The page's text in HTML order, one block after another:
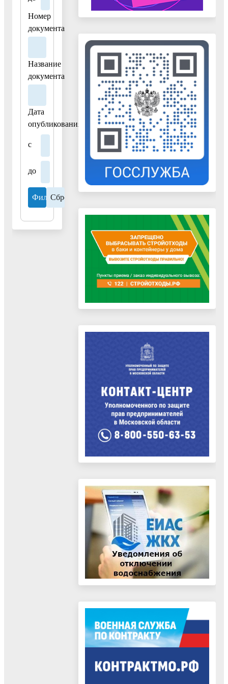
Номер
документа
Название
документа
Дата
опубликования
с
до
товары"
Документ
уверенного
потребителя"